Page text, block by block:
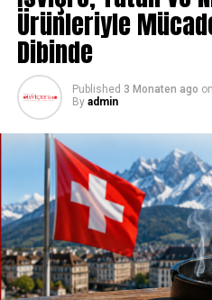
Ürünleriyle
Dibinde
Published 3 Monaten ago on
By admin